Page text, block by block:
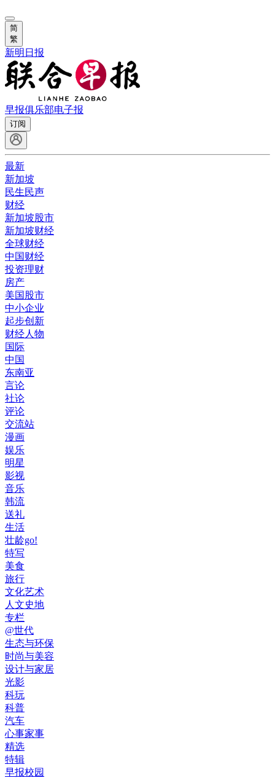
简
繁
新明日报
早报俱乐部电子报
订阅
最新
新加坡
民生民声
财经
新加坡股市
新加坡财经
全球财经
中国财经
投资理财
房产
美国股市
中小企业
起步创新
财经人物
国际
中国
东南亚
言论
社论
评论
交流站
漫画
娱乐
明星
影视
音乐
韩流
送礼
生活
壮龄go!
特写
美食
旅行
文化艺术
人文史地
专栏
@世代
生态与环保
时尚与美容
设计与家居
光影
科玩
科普
汽车
心事家事
精选
特辑
早报校园